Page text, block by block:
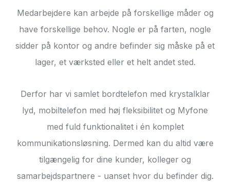
Medarbejdere kan arbejde på forskellige måder og
have forskellige behov. Nogle er på farten, nogle
sidder på kontor og andre befinder sig måske på et
lager, et værksted eller et helt andet sted.
Derfor har vi samlet bordtelefon med krystalklar
lyd, mobiltelefon med høj fleksibilitet og Myfone
med fuld funktionalitet i én komplet
kommunikationsløsning. Dermed kan du altid være
tilgængelig for dine kunder, kolleger og
samarbejdspartnere - uanset hvor du befinder dig.